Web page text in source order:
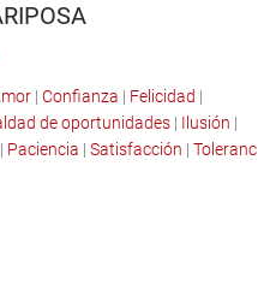
| Confianza | Felicidad |
de oportunidades| Ilusión |
| Paciencia | Satisfacción | Tolerancia